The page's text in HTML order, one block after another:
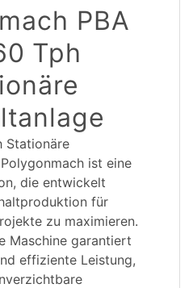
PBA
Tph
Stationäre
ist eine
die entwickelt
für
zu maximieren.
Maschine garantiert
effiziente Leistung,